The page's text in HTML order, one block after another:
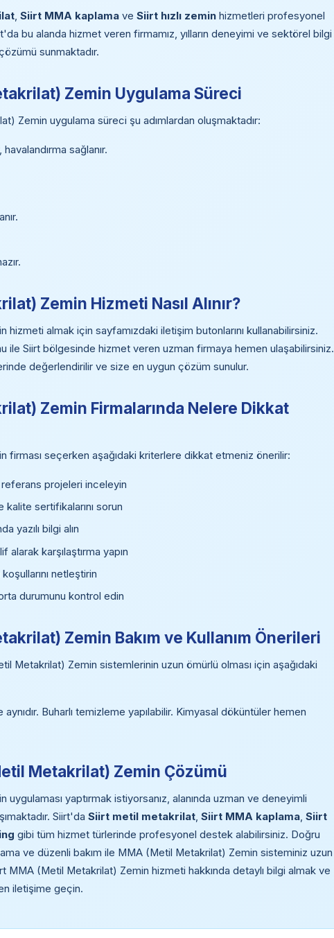
Siirt MMA kaplama ve Siirt hızlı zemin hizmetleri profesyonel
bu alanda hizmet veren firmamız, yılların deneyimi ve sektörel bilgi
sunmaktadır.
Zemin Uygulama Süreci
Zemin uygulama süreci şu adımlardan oluşmaktadır:
havalandırma sağlanır.
Zemin Hizmeti Nasıl Alınır?
almak için sayfamızdaki iletişim butonlarını kullanabilirsiniz.
Siirt bölgesinde hizmet veren uzman firmaya hemen ulaşabilirsiniz.
değerlendirilir ve size en uygun çözüm sunulur.
Zemin Firmalarında Nelere Dikkat
firması seçerken aşağıdaki kriterlere dikkat etmeniz önerilir:
projeleri inceleyin
kalite sertifikalarını sorun
yazılı bilgi alın
alarak karşılaştırma yapın
netleştirin
durumunu kontrol edin
Zemin Bakım ve Kullanım Önerileri
Metakrilat) Zemin sistemlerinin uzun ömürlü olması için aşağıdaki
Buharlı temizleme yapılabilir. Kimyasal döküntüler hemen
Metakrilat) Zemin Çözümü
yaptırmak istiyorsanız, alanında uzman ve deneyimli
Siirt'da Siirt metil metakrilat, Siirt MMA kaplama, Siirt
gibi tüm hizmet türlerinde profesyonel destek alabilirsiniz. Doğru
ve düzenli bakım ile MMA (Metil Metakrilat) Zemin sisteminiz uzun
MMA (Metil Metakrilat) Zemin hizmeti hakkında detaylı bilgi almak ve
iletişime geçin.